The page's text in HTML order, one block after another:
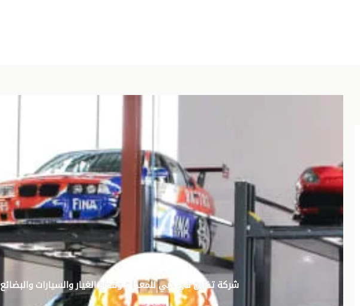
شركة تخزين في دبي للمعدات وقطع الغيار والسيارات والبضائع